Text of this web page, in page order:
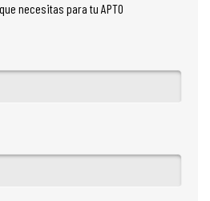
necesitas para tu APTO